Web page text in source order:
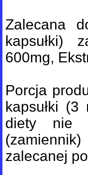
Zalecana
kapsułki)
600mg,
Porcja
kapsułki
diety nie
zalecanej